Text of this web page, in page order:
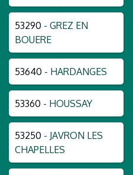
53290 - GREZ EN
BOUERE
53640 - HARDANGES
53360 - HOUSSAY
53250 - JAVRON LES
CHAPELLES